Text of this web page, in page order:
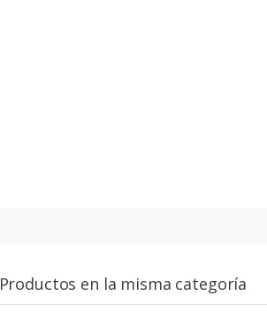
Productos en la misma categoría